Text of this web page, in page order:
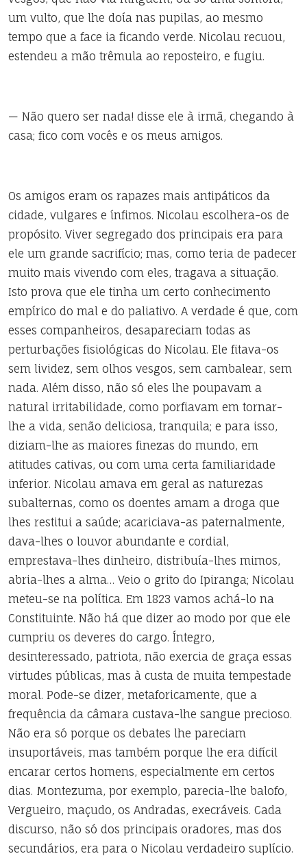
um vulto, que lhe doía nas pupilas, ao mesmo
tempo que a face ia ficando verde. Nicolau recuou,
estendeu a mão trêmula ao reposteiro, e fugiu.
— Não quero ser nada! disse ele à irmã, chegando à
casa; fico com vocês e os meus amigos.
Os amigos eram os rapazes mais antipáticos da
cidade, vulgares e ínfimos. Nicolau escolhera-os de
propósito. Viver segregado dos principais era para
ele um grande sacrifício; mas, como teria de padecer
muito mais vivendo com eles, tragava a situação.
Isto prova que ele tinha um certo conhecimento
empírico do mal e do paliativo. A verdade é que, com
esses companheiros, desapareciam todas as
perturbações fisiológicas do Nicolau. Ele fitava-os
sem lividez, sem olhos vesgos, sem cambalear, sem
nada. Além disso, não só eles lhe poupavam a
natural irritabilidade, como porfiavam em tornar-
lhe a vida, senão deliciosa, tranquila; e para isso,
diziam-lhe as maiores finezas do mundo, em
atitudes cativas, ou com uma certa familiaridade
inferior. Nicolau amava em geral as naturezas
subalternas, como os doentes amam a droga que
lhes restitui a saúde; acariciava-as paternalmente,
dava-lhes o louvor abundante e cordial,
emprestava-lhes dinheiro, distribuía-lhes mimos,
abria-lhes a alma… Veio o grito do Ipiranga; Nicolau
meteu-se na política. Em 1823 vamos achá-lo na
Constituinte. Não há que dizer ao modo por que ele
cumpriu os deveres do cargo. Íntegro,
desinteressado, patriota, não exercia de graça essas
virtudes públicas, mas à custa de muita tempestade
moral. Pode-se dizer, metaforicamente, que a
frequência da câmara custava-lhe sangue precioso.
Não era só porque os debates lhe pareciam
insuportáveis, mas também porque lhe era difícil
encarar certos homens, especialmente em certos
dias. Montezuma, por exemplo, parecia-lhe balofo,
Vergueiro, maçudo, os Andradas, execráveis. Cada
discurso, não só dos principais oradores, mas dos
secundários, era para o Nicolau verdadeiro suplício.